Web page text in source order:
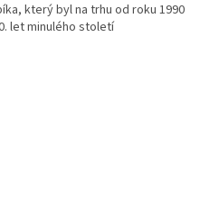
který byl na trhu od roku 1990
let minulého století